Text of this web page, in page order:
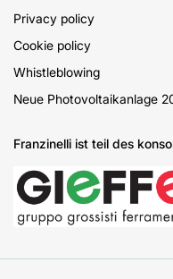
Privacy policy
Cookie policy
Whistleblowing
Neue Photovoltaikanlage
Franzinelli ist teil des